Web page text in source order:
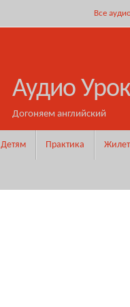
Все
Аудио
Догоняем английский
Детям Практика